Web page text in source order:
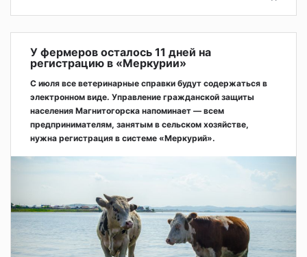
У фермеров осталось 11 дней на
регистрацию в «Меркурии»
С июля все ветеринарные справки будут содержаться в
электронном виде. Управление гражданской защиты
населения Магнитогорска напоминает — всем
предпринимателям, занятым в сельском хозяйстве,
нужна регистрация в системе «Меркурий».